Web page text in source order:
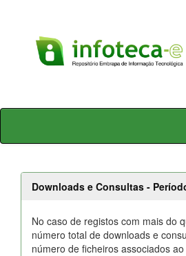
Skip
Downloads e Consultas -
No caso de registos com mais do
número total de downloads e
número de ficheiros associados